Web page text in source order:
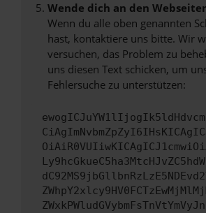
Wende dich an den
Wenn du alle oben genannten
hast, kontaktiere uns bitte. Wir
versuchen, das Problem zu
uns diesen Text schicken, um
Fehlersuche zu unterstützen: